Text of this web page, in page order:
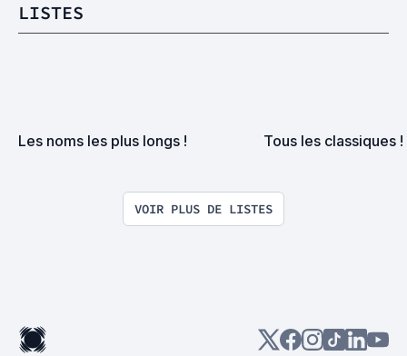
LISTES
Les noms les plus longs ! Tous les classiques !
VOIR PLUS DE LISTES